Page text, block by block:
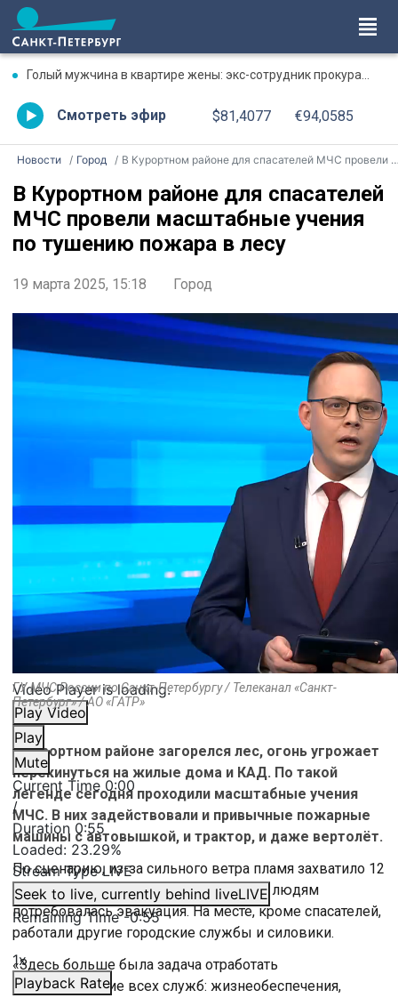
Голый мужчина в квартире жены: экс-сотрудник прокуратуры рассказал, почему совершил убийство
Смотреть эфир $81,4077 €94,0585
Новости Город В Курортном районе для спасателей МЧС провели масштабные учения по тушению пожара в лесу
В Курортном районе для спасателей
МЧС провели масштабные учения
по тушению пожара в лесу
19 марта 2025, 15:18 Город
Video Player is loading.
Play Video
Play
Mute
Current Time 0:00
/
Duration 0:55
Loaded: 23.29%
Stream TypeLIVE
Seek to live, currently behind liveLIVE
Remaining Time-0:55
1x
Playback Rate
ГУ МЧС России по Санкт-Петербургу / Телеканал «Санкт-
Петербург» / АО «ГАТР»
В Курортном районе загорелся лес, огонь угрожает
перекинуться на жилые дома и КАД. По такой
легенде сегодня проходили масштабные учения
МЧС. В них задействовали и привычные пожарные
машины с автовышкой, и трактор, и даже вертолёт.
По сценарию, из-за сильного ветра пламя захватило 12
гектаров, а оказавшимся в эпицентре людям
потребовалась эвакуация. На месте, кроме спасателей,
работали другие городские службы и силовики.
«Здесь больше была задача отработать
взаимодействие всех служб: жизнеобеспечения,